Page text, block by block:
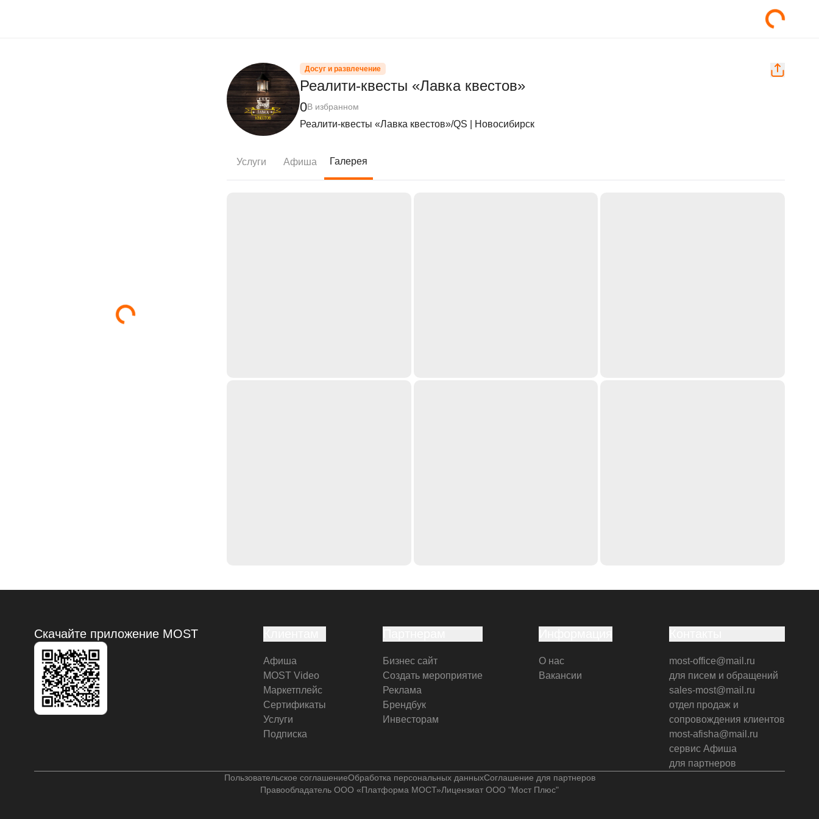
Досуг и развлечение
Реалити-квесты «Лавка квестов»
0В избранном
Реалити-квесты «Лавка квестов»/QS | Новосибирск
Услуги Афиша Галерея
Скачайте приложение MOST
Афиша
MOST Video
Маркетплейс
Сертификаты
Услуги
Подписка
Бизнес сайт
Создать мероприятие
Реклама
Брендбук
Инвесторам
О нас
Вакансии
most-office@mail.ru
для писем и обращений
sales-most@mail.ru
отдел продаж и
сопровождения клиентов
most-afisha@mail.ru
сервис Афиша
для партнеров
Пользовательское соглашениеОбработка персональных данныхСоглашение для партнеров
Правообладатель ООО «Платформа МОСТ»Лицензиат ООО "Мост Плюс"